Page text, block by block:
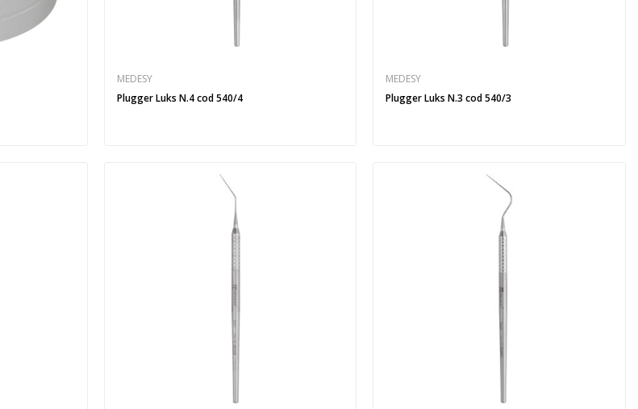
MEDESY
Plugger Luks N.4 cod 540/4
MEDESY
Plugger Luks N.3 cod 540/3